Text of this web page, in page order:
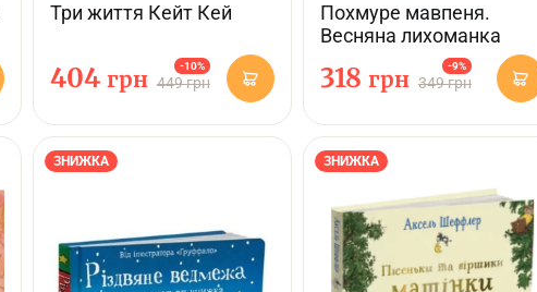
Три життя Кейт Кей
449 грн
-10%
404 грн
Похмуре мавпеня.
Весняна лихоманка
349 грн
-9%
318 грн
ЗНИЖКА ЗНИЖКА